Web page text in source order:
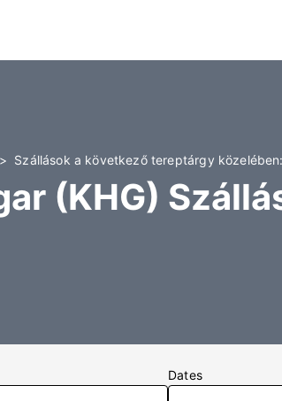
Szállások a következő tereptárgy
(KHG)
Dates